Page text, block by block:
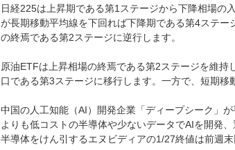
日経225は上昇期である第1ステージから下降相場の
が長期移動平均線を下回れば下降期である第4ステ
の終焉である第2ステージに逆行します。
原油ETFは上昇相場の終焉である第2ステージを維
口である第3ステージに移行します。一方で、短期移
中国の人工知能（AI）開発企業「ディープシーク」
よりも低コストの半導体や少ないデータでAIを開発
半導体をけん引するエヌビディアの1/27終値は前週